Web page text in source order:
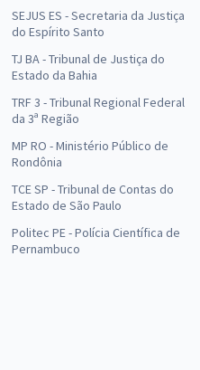
SEJUS ES - Secretaria da Justiça
do Espírito Santo
TJ BA - Tribunal de Justiça do
Estado da Bahia
TRF 3 - Tribunal Regional Federal
da 3ª Região
MP RO - Ministério Público de
Rondônia
TCE SP - Tribunal de Contas do
Estado de São Paulo
Politec PE - Polícia Científica de
Pernambuco